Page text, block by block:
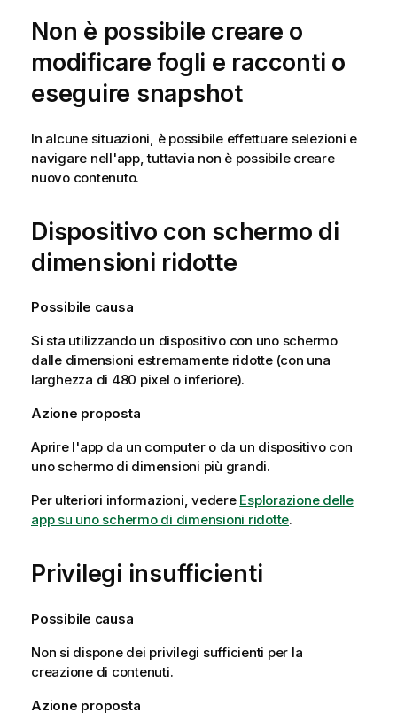
Non è possibile creare o
modificare fogli e racconti o
eseguire snapshot
In alcune situazioni, è possibile effettuare selezioni e
navigare nell'app, tuttavia non è possibile creare
nuovo contenuto.
Dispositivo con schermo di
dimensioni ridotte
Possibile causa
Si sta utilizzando un dispositivo con uno schermo
dalle dimensioni estremamente ridotte (con una
larghezza di 480 pixel o inferiore).
Azione proposta
Aprire l'app da un computer o da un dispositivo con
uno schermo di dimensioni più grandi.
Per ulteriori informazioni, vedere Esplorazione delle
app su uno schermo di dimensioni ridotte.
Privilegi insufficienti
Possibile causa
Non si dispone dei privilegi sufficienti per la
creazione di contenuti.
Azione proposta